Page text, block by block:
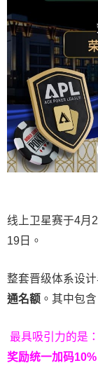
线上卫星赛于4月
19日。
整套晋级体系设计
通名额 。其中包含
最具吸引力的是：
奖励统一加码10%